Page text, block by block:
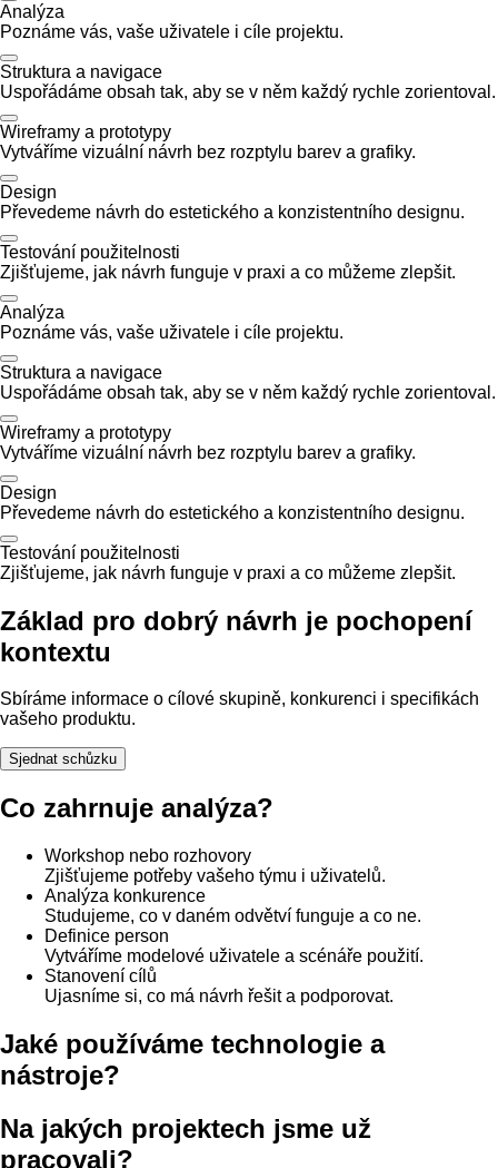
Analýza
Poznáme vás, vaše uživatele i cíle projektu.
Struktura a navigace
Uspořádáme obsah tak, aby se v něm každý rychle zorientoval.
Wireframy a prototypy
Vytváříme vizuální návrh bez rozptylu barev a grafiky.
Design
Převedeme návrh do estetického a konzistentního designu.
Testování použitelnosti
Zjišťujeme, jak návrh funguje v praxi a co můžeme zlepšit.
Analýza
Poznáme vás, vaše uživatele i cíle projektu.
Struktura a navigace
Uspořádáme obsah tak, aby se v něm každý rychle zorientoval.
Wireframy a prototypy
Vytváříme vizuální návrh bez rozptylu barev a grafiky.
Design
Převedeme návrh do estetického a konzistentního designu.
Testování použitelnosti
Zjišťujeme, jak návrh funguje v praxi a co můžeme zlepšit.
Základ pro dobrý návrh je pochopení
kontextu
Sbíráme informace o cílové skupině, konkurenci i specifikách
vašeho produktu.
Sjednat schůzku
Co zahrnuje analýza?
Workshop nebo rozhovory
Zjišťujeme potřeby vašeho týmu i uživatelů.
Analýza konkurence
Studujeme, co v daném odvětví funguje a co ne.
Definice person
Vytváříme modelové uživatele a scénáře použití.
Stanovení cílů
Ujasníme si, co má návrh řešit a podporovat.
Jaké používáme technologie a
nástroje?
Na jakých projektech jsme už
pracovali?